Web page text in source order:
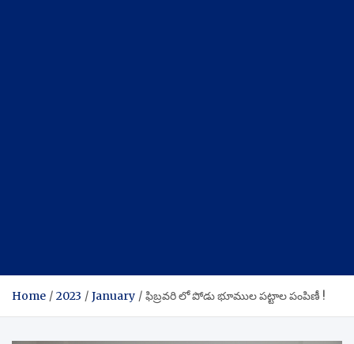
Home 2023 January ఫిబ్రవరి లో పోడు భూముల పట్టాల పంపిణీ !